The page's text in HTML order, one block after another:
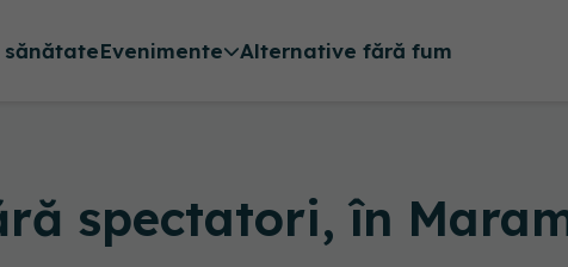
Evenimente Alternative fără fum
spectatori, în